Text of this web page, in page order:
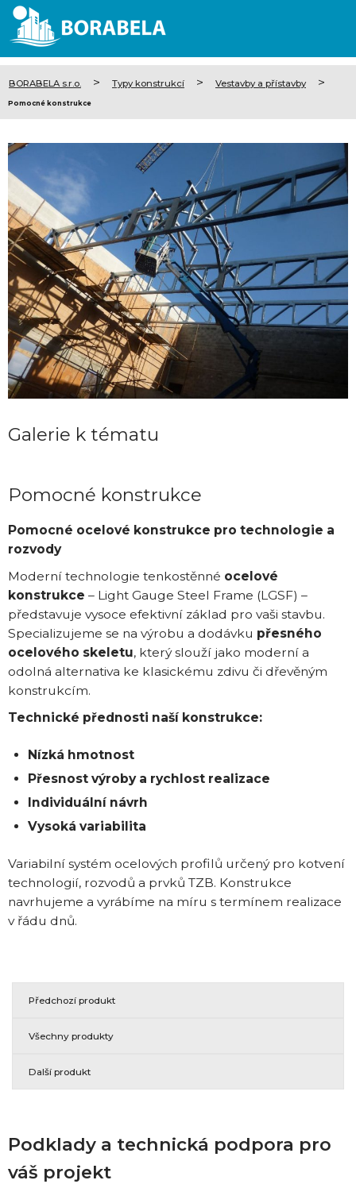
BORABELA s.r.o. > Typy konstrukcí > Vestavby a přístavby >
Pomocné konstrukce
Galerie k tématu
Pomocné konstrukce
Pomocné ocelové konstrukce pro technologie a
rozvody
Moderní technologie tenkostěnné ocelové
konstrukce – Light Gauge Steel Frame (LGSF) –
představuje vysoce efektivní základ pro vaši stavbu.
Specializujeme se na výrobu a dodávku přesného
ocelového skeletu, který slouží jako moderní a
odolná alternativa ke klasickému zdivu či dřevěným
konstrukcím.
Technické přednosti naší konstrukce:
Nízká hmotnost
Přesnost výroby a rychlost realizace
Individuální návrh
Vysoká variabilita
Variabilní systém ocelových profilů určený pro kotvení
technologií, rozvodů a prvků TZB. Konstrukce
navrhujeme a vyrábíme na míru s termínem realizace
v řádu dnů.
Předchozí produkt
Všechny produkty
Další produkt
Podklady a technická podpora pro
váš projekt